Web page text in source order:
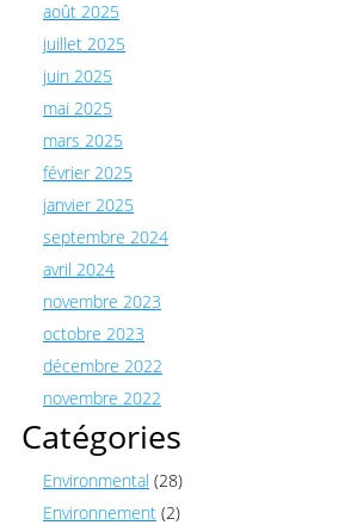
août 2025
juillet 2025
juin 2025
mai 2025
mars 2025
février 2025
janvier 2025
septembre 2024
avril 2024
novembre 2023
octobre 2023
décembre 2022
novembre 2022
Catégories
Environmental (28)
Environnement (2)